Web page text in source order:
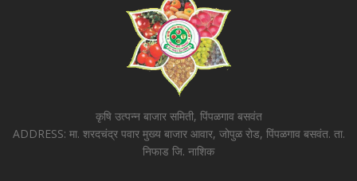
कृषि उत्पन्न बाजार समिती, पिंपळगाव बसवंत
ADDRESS: मा. शरदचंद्र पवार मुख्य बाजार आवार, जोपुळ रोड, पिंपळगाव बसवंत. ता.
निफाड जि. नाशिक